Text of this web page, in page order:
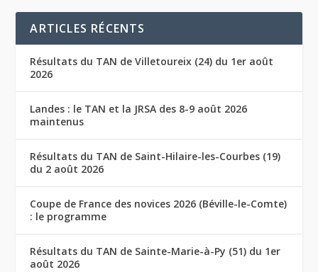
ARTICLES RÉCENTS
Résultats du TAN de Villetoureix (24) du 1er août
2026
Landes : le TAN et la JRSA des 8-9 août 2026
maintenus
Résultats du TAN de Saint-Hilaire-les-Courbes (19)
du 2 août 2026
Coupe de France des novices 2026 (Béville-le-Comte)
: le programme
Résultats du TAN de Sainte-Marie-à-Py (51) du 1er
août 2026